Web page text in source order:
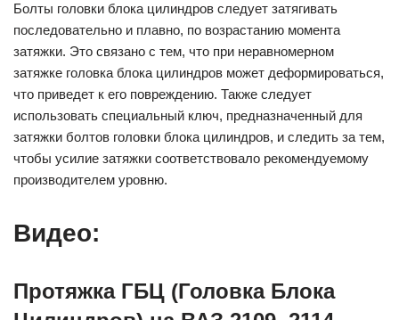
Болты головки блока цилиндров следует затягивать
последовательно и плавно, по возрастанию момента
затяжки. Это связано с тем, что при неравномерном
затяжке головка блока цилиндров может деформироваться,
что приведет к его повреждению. Также следует
использовать специальный ключ, предназначенный для
затяжки болтов головки блока цилиндров, и следить за тем,
чтобы усилие затяжки соответствовало рекомендуемому
производителем уровню.
Видео:
Протяжка ГБЦ (Головка Блока